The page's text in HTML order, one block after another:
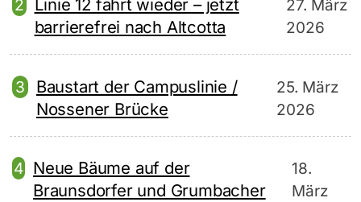
Linie 12 fährt wieder – jetzt
barrierefrei nach Altcotta
27. März
2026
Baustart der Campuslinie /
Nossener Brücke
25. März
2026
Neue Bäume auf der
Braunsdorfer und Grumbacher
18.
März